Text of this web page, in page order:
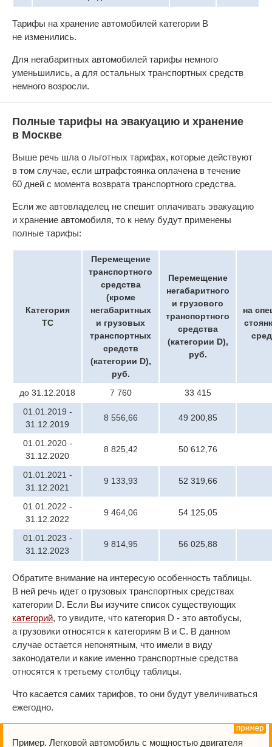
Тарифы на хранение автомобилей категории B
не изменились.
Для негабаритных автомобилей тарифы немного
уменьшились, а для остальных транспортных средств
немного возросли.
Полные тарифы на эвакуацию и хранение
в Москве
Выше речь шла о льготных тарифах, которые действуют
в том случае, если штрафстоянка оплачена в течение
60 дней с момента возврата транспортного средства.
Если же автовладелец не спешит оплачивать эвакуацию
и хранение автомобиля, то к нему будут применены
полные тарифы:
Категория
ТС
Перемещение
транспортного
средства
(кроме
негабаритных
и грузовых
транспортных
средств
(категории D),
руб.
Перемещение
негабаритного
и грузового
транспортного
средства
(категории D),
руб.
на
до 31.12.2018 7 760
33 415
01.01.2019 -
31.12.2019
8 556,66 49 200,85
01.01.2020 -
31.12.2020
8 825,42 50 612,76
01.01.2021 -
31.12.2021
9 133,93 52 319,66
01.01.2022 -
31.12.2022
9 464,06 54 125,05
01.01.2023 -
31.12.2023
9 814,95 56 025,88
Обратите внимание на интересую особенность таблицы.
В ней речь идет о грузовых транспортных средствах
категории D. Если Вы изучите список существующих
категорий, то увидите, что категория D - это автобусы,
а грузовики относятся к категориям B и C. В данном
случае остается непонятным, что имели в виду
законодатели и какие именно транспортные средства
относятся к третьему столбцу таблицы.
Что касается самих тарифов, то они будут увеличиваться
ежегодно.
Пример. Легковой автомобиль с мощностью двигателя